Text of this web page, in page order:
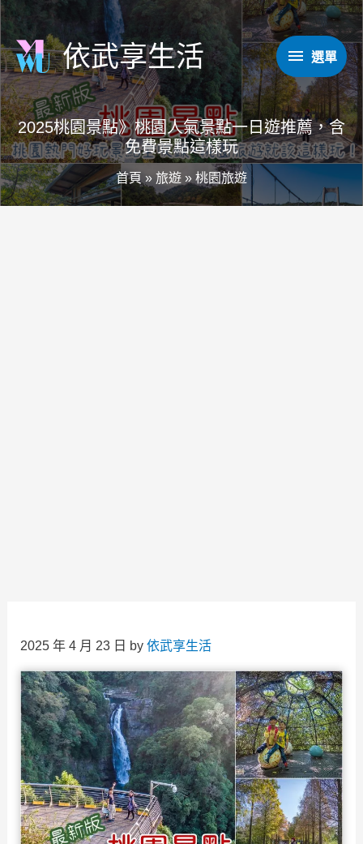
跳
主
要
內
容
依武享生活
選
單
選單
2025桃園景點》桃園人氣景點一日遊推薦，含
免費景點這樣玩
首頁 » 旅遊 » 桃園旅遊
2025 年 4 月 23 日 by 依武享生活